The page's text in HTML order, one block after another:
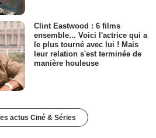
Clint Eastwood : 6 films
ensemble... Voici l'actrice qui a
le plus tourné avec lui ! Mais
leur relation s'est terminée de
manière houleuse
actus Ciné & Séries